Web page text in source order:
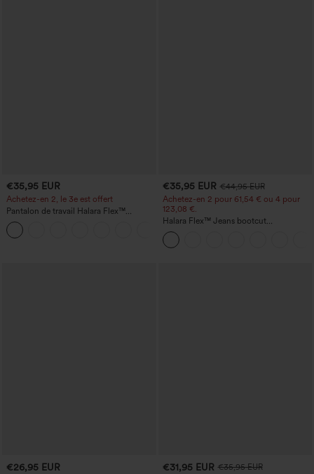
€35,95 EUR
Achetez-en 2, le 3e est offert
Pantalon de travail Halara Flex™
DayStretch à taille haute, avec poches et
coupe droite
€35,95 EUR €44,95 EUR
Achetez-en 2 pour 61,54 € ou 4 pour
123,08 €.
Halara Flex™ Jeans bootcut
décontractés taille haute, effet délavé,
avec poches
€26,95 EUR €31,95 EUR €35,95 EUR